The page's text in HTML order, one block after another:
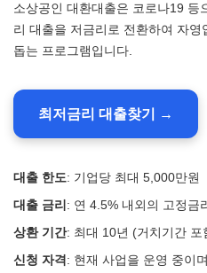
소상공인 대환대출은 코로나19 등
리 대출을 저금리로 전환하여 자
돕는 프로그램입니다.
최저금리 대출찾기 →
대출 한도: 기업당 최대 5,000만원
대출 금리 : 연 4.5% 내외의 고정금
상환 기간: 최대 10년 (거치기간 포
신청 자격 : 현재 사업을 운영 중이